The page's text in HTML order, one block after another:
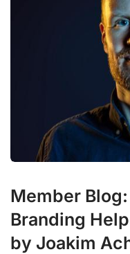
Member
Branding
by Joakim